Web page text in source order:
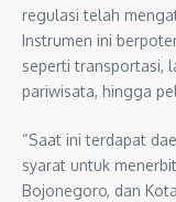
regulasi telah
Instrumen ini
seperti transportasi,
pariwisata, hingga
“Saat ini terdapat
syarat untuk
Bojonegoro, dan